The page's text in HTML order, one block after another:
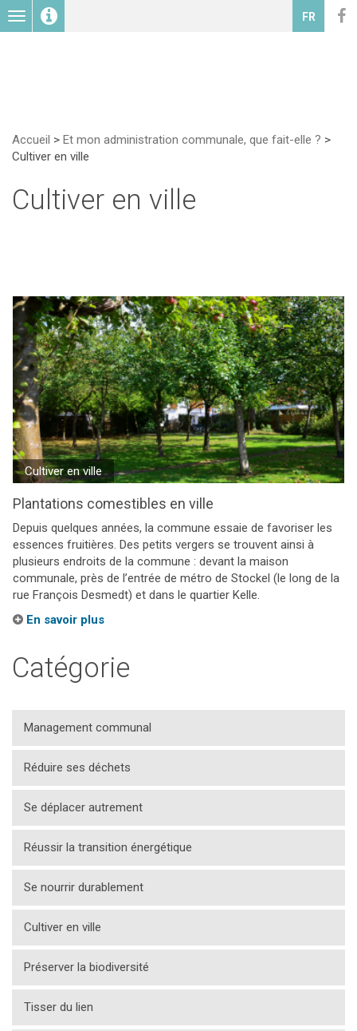
Toggle
navigation
FR
Accueil > Et mon administration communale, que fait-elle ? >
Cultiver en ville
Cultiver en ville
Cultiver en ville
Plantations comestibles en ville
Depuis quelques années, la commune essaie de favoriser les
essences fruitières. Des petits vergers se trouvent ainsi à
plusieurs endroits de la commune : devant la maison
communale, près de l’entrée de métro de Stockel (le long de la
rue François Desmedt) et dans le quartier Kelle.
En savoir plus
Catégorie
Management communal
Réduire ses déchets
Se déplacer autrement
Réussir la transition énergétique
Se nourrir durablement
Cultiver en ville
Préserver la biodiversité
Tisser du lien